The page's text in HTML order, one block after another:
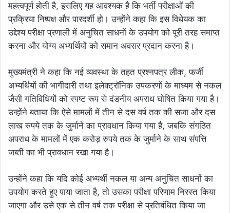
महत्वपूर्ण होती है, इसलिए यह आवश्यक है कि भर्ती परीक्षाओं की
प्रक्रिया निष्पक्ष और पारदर्शी हो। उन्होंने कहा कि इस विधेयक का
उद्देश्य परीक्षा प्रणाली में अनुचित साधनों के उपयोग को पूरी तरह समाप्त
करना और योग्य अभ्यर्थियों को समान अवसर प्रदान करना है।
मुख्यमंत्री ने कहा कि नई व्यवस्था के तहत प्रश्नपत्र लीक, फर्जी
अभ्यर्थियों की भागीदारी तथा इलेक्ट्रॉनिक उपकरणों के माध्यम से नकल
जैसी गतिविधियों को स्पष्ट रूप से दंडनीय अपराध घोषित किया गया है।
उन्होंने बताया कि ऐसे मामलों में तीन से दस वर्ष तक की सजा और दस
लाख रुपये तक के जुर्माने का प्रावधान किया गया है, जबकि संगठित
अपराध के मामलों में एक करोड़ रुपये तक के जुर्माने के साथ संपत्ति
जब्ती का भी प्रावधान रखा गया है।
उन्होंने कहा कि यदि कोई अभ्यर्थी नकल या अन्य अनुचित साधनों का
उपयोग करते हुए पाया जाता है, तो उसका परीक्षा परिणाम निरस्त किया
जाएगा और उसे एक से तीन वर्ष तक परीक्षा से प्रतिबंधित किया जा